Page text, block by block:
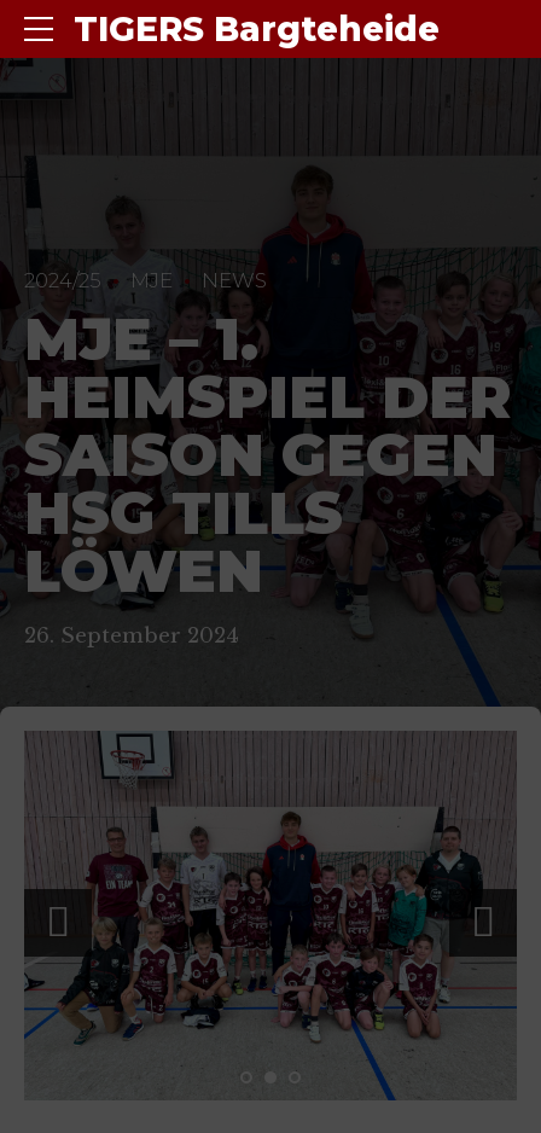
TIGERS Bargteheide
2024/25 MJE NEWS
MJE – 1.
HEIMSPIEL DER
SAISON GEGEN
HSG TILLS
LÖWEN
26. September 2024